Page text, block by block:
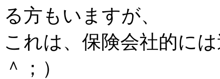
る方もいますが、
これは、保険会社的に
＾；）